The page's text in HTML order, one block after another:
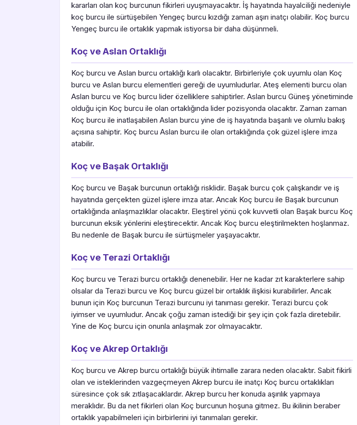
kararları olan koç burcunun fikirleri uyuşmayacaktır. İş hayatında hayalciliği nedeniyle
koç burcu ile sürtüşebilen Yengeç burcu kızdığı zaman aşırı inatçı olabilir. Koç burcu
Yengeç burcu ile ortaklık yapmak istiyorsa bir daha düşünmeli.
Koç ve Aslan Ortaklığı
Koç burcu ve Aslan burcu ortaklığı karlı olacaktır. Birbirleriyle çok uyumlu olan Koç
burcu ve Aslan burcu elementleri gereği de uyumludurlar. Ateş elementi burcu olan
Aslan burcu ve Koç burcu lider özelliklere sahiptirler. Aslan burcu Güneş yönetiminde
olduğu için Koç burcu ile olan ortaklığında lider pozisyonda olacaktır. Zaman zaman
Koç burcu ile inatlaşabilen Aslan burcu yine de iş hayatında başarılı ve olumlu bakış
açısına sahiptir. Koç burcu Aslan burcu ile olan ortaklığında çok güzel işlere imza
atabilir.
Koç ve Başak Ortaklığı
Koç burcu ve Başak burcunun ortaklığı risklidir. Başak burcu çok çalışkandır ve iş
hayatında gerçekten güzel işlere imza atar. Ancak Koç burcu ile Başak burcunun
ortaklığında anlaşmazlıklar olacaktır. Eleştirel yönü çok kuvvetli olan Başak burcu Koç
burcunun eksik yönlerini eleştirecektir. Ancak Koç burcu eleştirilmekten hoşlanmaz.
Bu nedenle de Başak burcu ile sürtüşmeler yaşayacaktır.
Koç ve Terazi Ortaklığı
Koç burcu ve Terazi burcu ortaklığı denenebilir. Her ne kadar zıt karakterlere sahip
olsalar da Terazi burcu ve Koç burcu güzel bir ortaklık ilişkisi kurabilirler. Ancak
bunun için Koç burcunun Terazi burcunu iyi tanıması gerekir. Terazi burcu çok
iyimser ve uyumludur. Ancak çoğu zaman istediği bir şey için çok fazla diretebilir.
Yine de Koç burcu için onunla anlaşmak zor olmayacaktır.
Koç ve Akrep Ortaklığı
Koç burcu ve Akrep burcu ortaklığı büyük ihtimalle zarara neden olacaktır. Sabit fikirli
olan ve isteklerinden vazgeçmeyen Akrep burcu ile inatçı Koç burcu ortaklıkları
süresince çok sık zıtlaşacaklardır. Akrep burcu her konuda aşırılık yapmaya
meraklıdır. Bu da net fikirleri olan Koç burcunun hoşuna gitmez. Bu ikilinin beraber
ortaklık yapabilmeleri için birbirlerini iyi tanımaları gerekir.